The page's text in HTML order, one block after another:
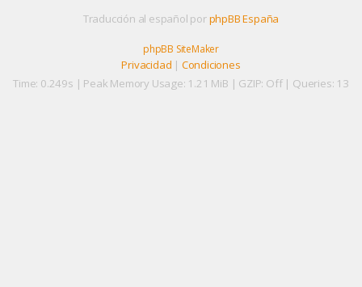
Traducción al español porphpBB España
phpBB SiteMaker
Privacidad | Condiciones
Time: 0.249s | Peak Memory Usage: 1.21 MiB | GZIP: Off | Queries: 13